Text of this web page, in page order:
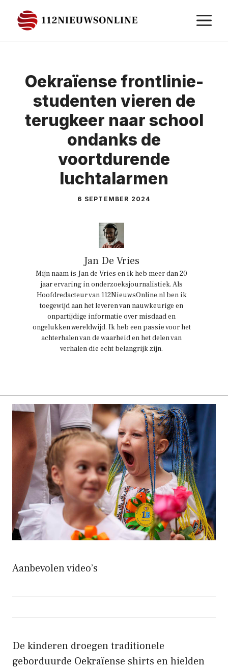
naar
de
Oekraïense frontlinie-
studenten vieren de
terugkeer naar school
ondanks de
voortdurende
luchtalarmen
6 SEPTEMBER 2024
Jan De Vries
Mijn naam is Jan de Vries en ik heb meer dan 20
jaar ervaring in onderzoeksjournalistiek. Als
Hoofdredacteur van 112NieuwsOnline.nl ben ik
toegewijd aan het leveren van nauwkeurige en
onpartijdige informatie over misdaad en
ongelukken wereldwijd. Ik heb een passie voor het
achterhalen van de waarheid en het delen van
verhalen die echt belangrijk zijn.
Aanbevolen video’s
De kinderen droegen traditionele
geborduurde Oekraïense shirts en hielden